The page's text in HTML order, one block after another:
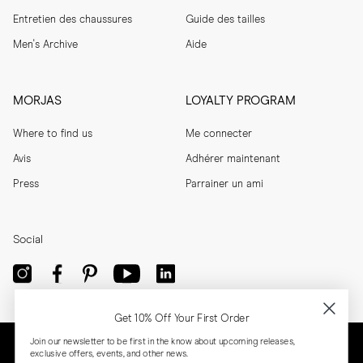
Entretien des chaussures
Men's Archive
Guide des tailles
Aide
MORJAS
Where to find us
Avis
Press
LOYALTY PROGRAM
Me connecter
Adhérer maintenant
Parrainer un ami
Social
Get 10% Off Your First Order
Join our newsletter to be first in the know about upcoming releases,
exclusive offers, events, and other news.